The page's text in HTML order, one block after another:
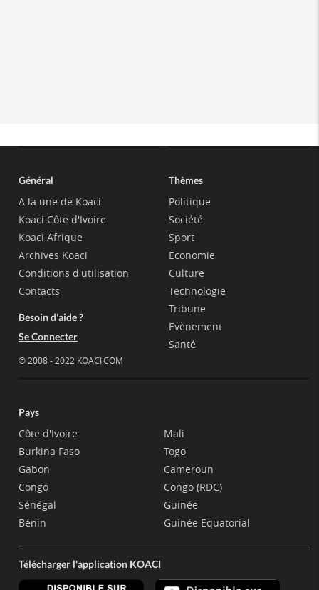
Général
A la une de Koaci
Koaci Côte d'Ivoire
Koaci Afrique
Archives Koaci
Conditions d'utilisation
Contacts
Besoin d'aide ?
Se Connecter
© 2008 - 2022 KOACI.COM
Thèmes
Politique
Société
Sport
Economie
Culture
Technologie
Tribune
Evènement
Santé
Pays
Côte d'Ivoire
Burkina Faso
Gabon
Congo
Sénégal
Bénin
Mali
Togo
Cameroun
Congo (RDC)
Guinée
Guinée Equatorial
Télécharger l'application KOACI